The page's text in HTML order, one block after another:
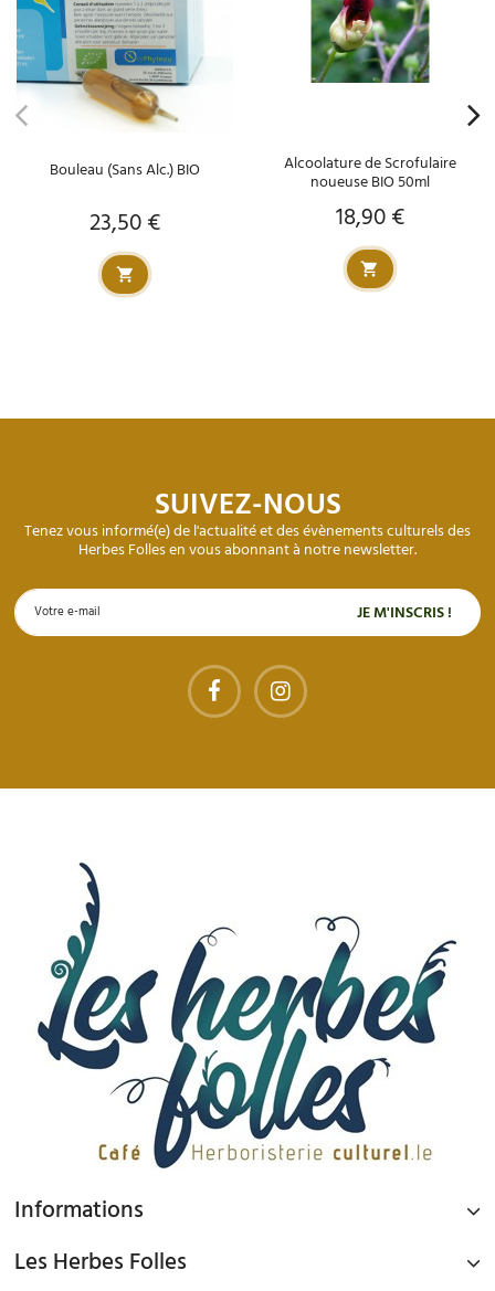
Bouleau (Sans Alc.) BIO
Prix
23,50 €
Alcoolature de Scrofulaire
noueuse BIO 50ml
Prix
18,90 €
SUIVEZ-NOUS
Tenez vous informé(e) de l'actualité et des évènements culturels des
Herbes Folles en vous abonnant à notre newsletter.
Informations
Les Herbes Folles